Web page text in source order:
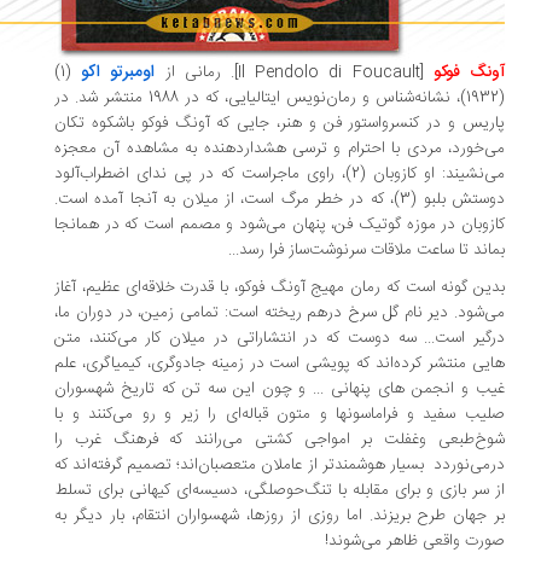
فوکو [Il Pendolo di Foucault]. رمانی ازاومبرتو اکو
(1)
(1932)، نشانه‌شناس و رمان‌نویس ایتالیایی، که در 1988 منتشر شد. در
و در کنسرواستور فن و هنر، جایی که آونگ فوکو باشکوه تکان
مردی با احترام و ترسی هشداردهنده به مشاهده آن معجزه
می‌نشیند: او کازوبان (2)، راوی ماجراست که در پی ندای اضطراب‌آلود
دوستش بلبو (3)، که در خطر مرگ است، از میلان به آنجا آمده است.
در موزه گوتیک فن، پنهان می‌شود و مصمم است که در همانجا
تا ساعت ملاقات سرنوشت‌ساز فرا رسد...
گونه است که رمان مهیج آونگ فوکو، با قدرت خلاقه‌ای عظیم، آغاز
دیر نام گل سرخ درهم ریخته است: تمامی زمین، در دوران ما،
است... سه دوست که در انتشاراتی در میلان کار می‌کنند، متن
منتشر کرده‌اند که پویشی است در زمینه جادوگری، کیمیاگری، علم
و انجمن های پنهانی ... و چون این سه تن که تاریخ شهسوران
سفید و فراماسونها و متون قباله‌ای را زیر و رو می‌کنند و با
وغفلت بر امواجی کشتی می‌رانند که فرهنگ غرب را
بسیار هوشمندتر از عاملان متعصبان‌اند؛ تصمیم گرفته‌اند که
سر بازی و برای مقابله با تنگ‌حوصلگی، دسیسه‌ای کیهانی برای تسلط
جهان طرح بریزند. اما روزی از روزها، شهسواران انتقام، بار دیگر به
واقعی ظاهر می‌شوند!